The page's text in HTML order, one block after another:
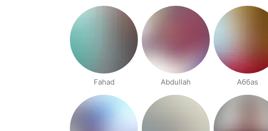
Fahad Abdullah Аббаs